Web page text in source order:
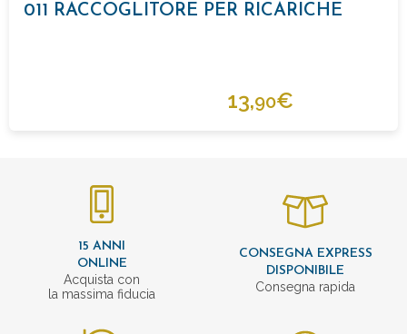
011 RACCOGLITORE PER RICARICHE
13,90€
15 ANNI
ONLINE
Acquista con
la massima fiducia
CONSEGNA EXPRESS
DISPONIBILE
Consegna rapida